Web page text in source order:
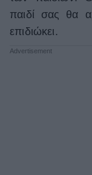
Γάμος
Market News
παιδί σας θα
επιδιώκει.